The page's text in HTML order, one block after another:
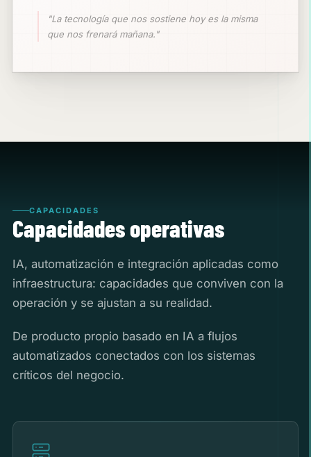
"La tecnología que nos sostiene hoy es la misma
que nos frenará mañana."
CAPACIDADES
Capacidades operativas
IA, automatización e integración aplicadas como
infraestructura: capacidades que conviven con la
operación y se ajustan a su realidad.
De producto propio basado en IA a flujos
automatizados conectados con los sistemas
críticos del negocio.